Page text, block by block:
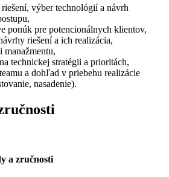
výber technológií a návrh
ponúk pre potencionálnych klientov,
riešení a ich realizácia,
manažmentu,
technickej stratégii a prioritách,
a dohľad v priebehu realizácie
nasadenie).
a zručnosti